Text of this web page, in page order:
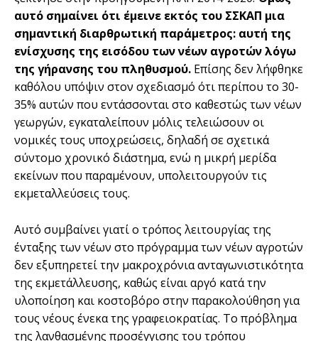
αυτό σημαίνει ότι έμεινε εκτός του ΣΣΚΑΠ μια
σημαντική διαρθρωτική παράμετρος: αυτή της
ενίσχυσης της εισόδου των νέων αγροτών λόγω
της γήρανσης του πληθυσμού. Επίσης δεν λήφθηκε
καθόλου υπόψιν στον σχεδιασμό ότι περίπου το 30-
35% αυτών που εντάσσονται στο καθεστώς των νέων
γεωργών, εγκαταλείπουν μόλις τελειώσουν οι
νομικές τους υποχρεώσεις, δηλαδή σε σχετικά
σύντομο χρονικό διάστημα, ενώ η μικρή μερίδα
εκείνων που παραμένουν, υπολειτουργούν τις
εκμεταλλεύσεις τους.
Αυτό συμβαίνει γιατί ο τρόπος λειτουργίας της
ένταξης των νέων στο πρόγραμμα των νέων αγροτών
δεν εξυπηρετεί την μακροχρόνια ανταγωνιστικότητα
της εκμετάλλευσης, καθώς είναι αργό κατά την
υλοποίηση και κοστοβόρο στην παρακολούθηση για
τους νέους ένεκα της γραφειοκρατίας. Το πρόβλημα
της λανθασμένης προσέγγισης του τρόπου